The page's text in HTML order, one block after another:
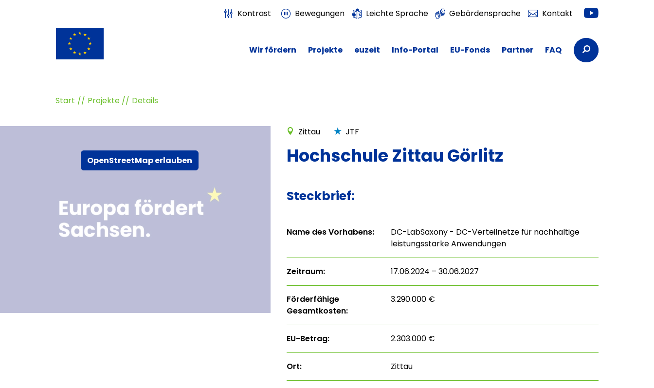
Kontrast Bewegungen Leichte Sprache Gebärdensprache Kontakt Youtube
Wir fördern Projekte euzeit Info-Portal EU-Fonds Partner FAQ Suchbegriffe
Start Projekte Details
OpenStreetMap erlauben
Zittau JTF
Hochschule Zittau Görlitz
Steckbrief:
Name des Vorhabens:
DC-LabSaxony - DC-Verteilnetze für nachhaltige
leistungsstarke Anwendungen
Zeitraum: 17.06.2024 – 30.06.2027
Förderfähige
Gesamtkosten:
3.290.000 €
EU-Betrag: 2.303.000 €
Ort: Zittau